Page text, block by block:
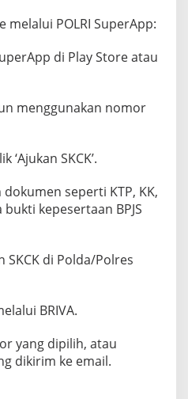
melalui POLRI SuperApp:
di Play Store atau
menggunakan nomor
‘Ajukan SKCK’.
seperti KTP, KK,
kepesertaan BPJS
di Polda/Polres
BRIVA.
yang dipilih, atau
dikirim ke email.